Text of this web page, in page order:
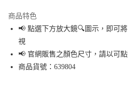
Apple Pay
街口支付
悠遊付
商品特色
📢 點選下方放大鏡🔍圖示，即可
視
📢 官網販售之顏色尺寸，請以可
商品貨號：639804